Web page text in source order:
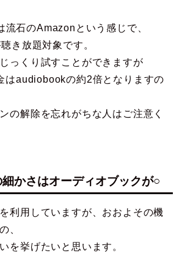
石のAmazonという感じで、
き放題対象です。
っくり試すことができますが
はaudiobookの約2倍となりますの
の解除を忘れがちな人はご注意く
かさはオーディオブックが○
利用していますが、おおよその機
、
を挙げたいと思います。